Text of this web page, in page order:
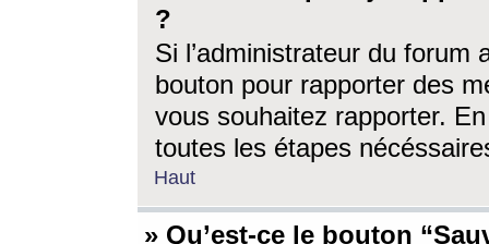
?
Si l’administrateur du forum
bouton pour rapporter des
vous souhaitez rapporter.
toutes les étapes
Haut
» Qu’est-ce le bouton